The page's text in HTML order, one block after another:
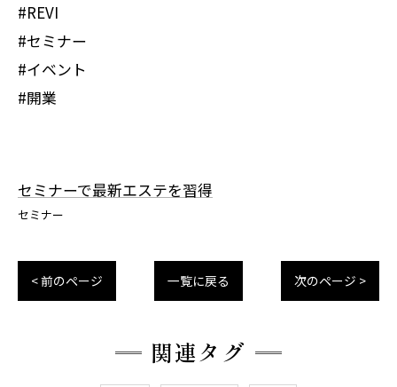
#REVI
#セミナー
#イベント
#開業
セミナーで最新エステを習得
セミナー
< 前のページ 一覧に戻る 次のページ >
関連タグ